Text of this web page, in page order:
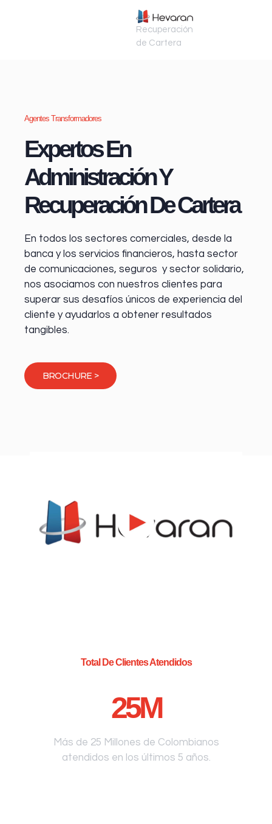
Recuperación
de Cartera
Agentes Transformadores
Expertos En
Administración Y
Recuperación De Cartera
En todos los sectores comerciales, desde la
banca y los servicios financieros, hasta sector
de comunicaciones, seguros y sector solidario,
nos asociamos con nuestros clientes para
superar sus desafíos únicos de experiencia del
cliente y ayudarlos a obtener resultados
tangibles.
BROCHURE >
Total De Clientes Atendidos
25M
Más de 25 Millones de Colombianos
atendidos en los últimos 5 años.